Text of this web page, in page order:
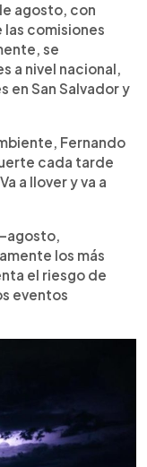
agosto, con
comisiones
se
a nivel nacional,
en San Salvador y
Fernando
cada tarde
a llover y va a
los más
el riesgo de
eventos